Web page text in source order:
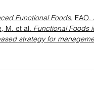
Functional Foods, FAO.
M. et al. Functional Foods
strategy for